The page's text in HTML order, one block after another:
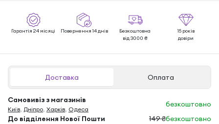
Гарантія 24 місяці Повернення 14 днів
Безкоштовна
від 3000 ₴
15 років
довіри
Доставка Оплата
Самовивіз з магазинів
Київ, Дніпро, Харків, Одеса
безкоштовно
До відділення Нової Пошти
149 ₴безкоштовно